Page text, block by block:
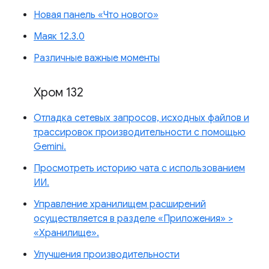
Новая панель «Что нового»
Маяк 12.3.0
Различные важные моменты
Хром 132
Отладка сетевых запросов, исходных файлов и
трассировок производительности с помощью
Gemini.
Просмотреть историю чата с использованием
ИИ.
Управление хранилищем расширений
осуществляется в разделе «Приложения» >
«Хранилище».
Улучшения производительности